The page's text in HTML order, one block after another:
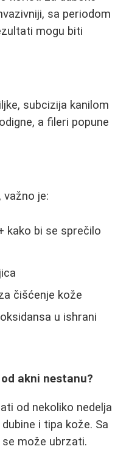
sa periodom
mogu biti
subcizija kanilom
a fileri popune
je:
kako bi se sprečilo
čišćenje kože
u ishrani
akni nestanu?
od nekoliko nedelja
i tipa kože. Sa
može ubrzati.